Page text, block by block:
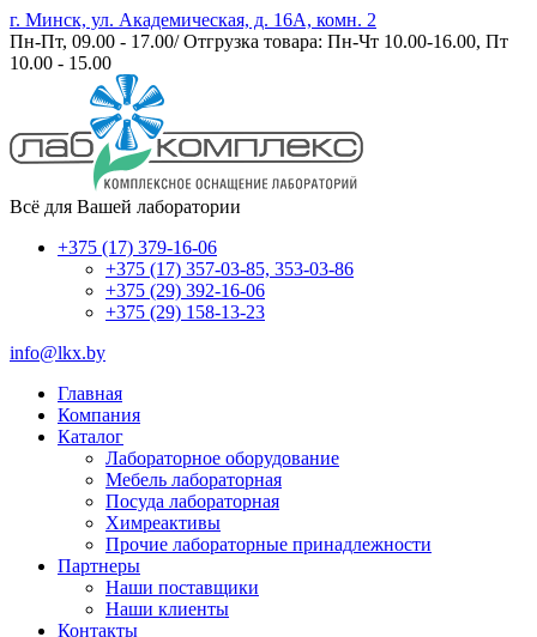
г. Минск, ул. Академическая, д. 16А, комн. 2
Пн-Пт, 09.00 - 17.00/ Отгрузка товара: Пн-Чт 10.00-16.00, Пт
10.00 - 15.00
Всё для Вашей лаборатории
+375 (17) 379-16-06
+375 (17) 357-03-85, 353-03-86
+375 (29) 392-16-06
+375 (29) 158-13-23
info@lkx.by
Главная
Компания
Каталог
Лабораторное оборудование
Мебель лабораторная
Посуда лабораторная
Химреактивы
Прочие лабораторные принадлежности
Партнеры
Наши поставщики
Наши клиенты
Контакты